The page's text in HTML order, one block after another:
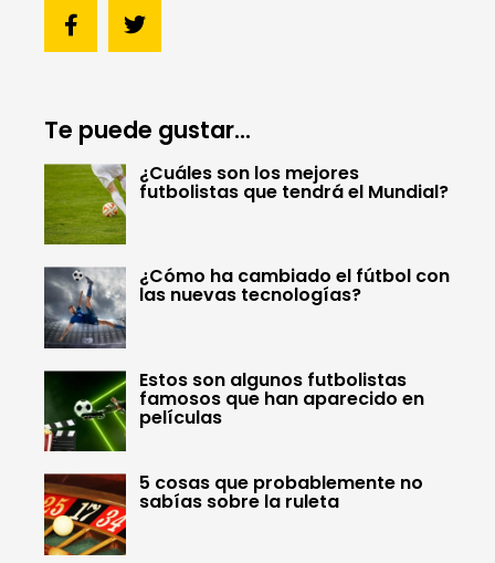
Te puede gustar...
¿Cuáles son los mejores
futbolistas que tendrá el Mundial?
¿Cómo ha cambiado el fútbol con
las nuevas tecnologías?
Estos son algunos futbolistas
famosos que han aparecido en
películas
5 cosas que probablemente no
sabías sobre la ruleta